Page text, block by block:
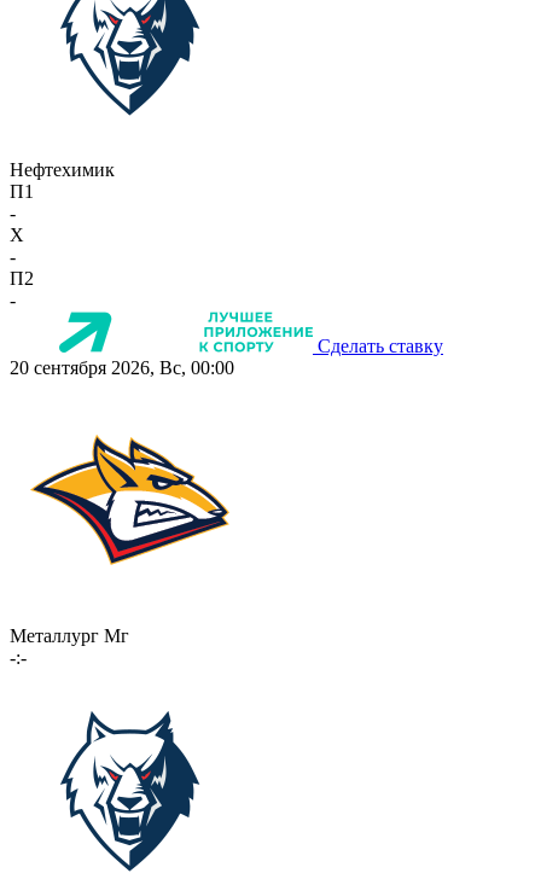
Нефтехимик
П1
-
X
-
П2
-
Сделать ставку
20 сентября 2026, Вс, 00:00
Металлург Мг
-:-